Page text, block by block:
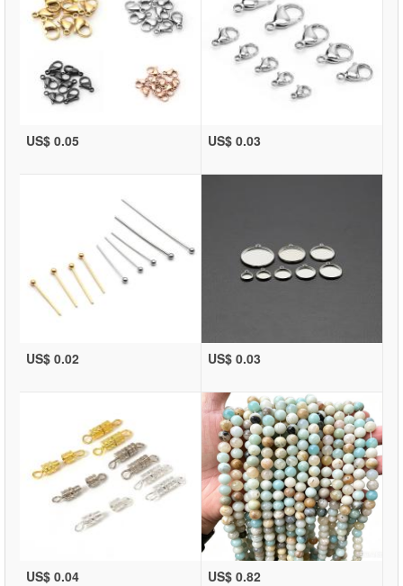
US$ 0.05 US$ 0.03
US$ 0.02 US$ 0.03
US$ 0.04 US$ 0.82